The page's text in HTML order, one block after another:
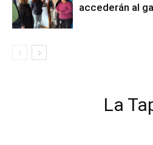
accederán al
La